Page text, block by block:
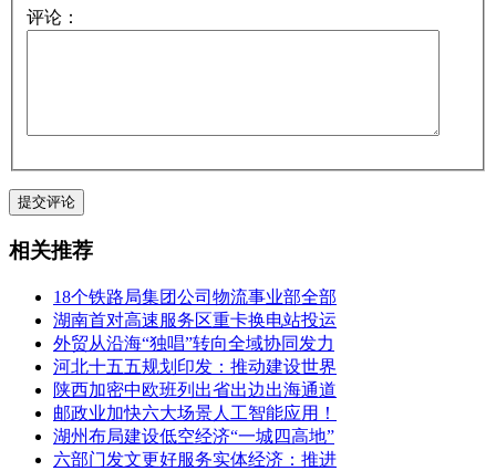
评论：
相关推荐
18个铁路局集团公司物流事业部全部
湖南首对高速服务区重卡换电站投运
外贸从沿海“独唱”转向全域协同发力
河北十五五规划印发：推动建设世界
陕西加密中欧班列出省出边出海通道
邮政业加快六大场景人工智能应用！
湖州布局建设低空经济“一城四高地”
六部门发文更好服务实体经济：推进